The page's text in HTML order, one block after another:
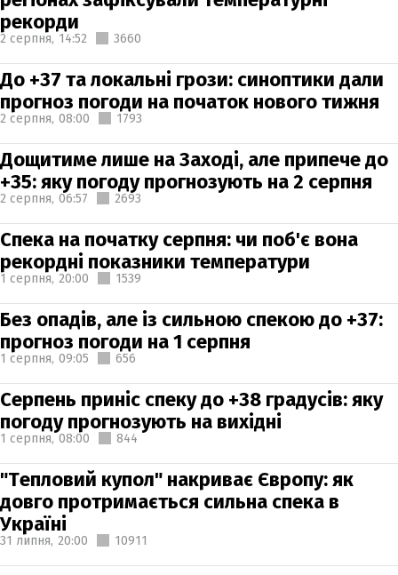
рекорди
2 серпня, 14:52 3660
До +37 та локальні грози: синоптики дали
прогноз погоди на початок нового тижня
2 серпня, 08:00 1793
Дощитиме лише на Заході, але припече до
+35: яку погоду прогнозують на 2 серпня
2 серпня, 06:57 2693
Спека на початку серпня: чи поб'є вона
рекордні показники температури
1 серпня, 20:00 1539
Без опадів, але із сильною спекою до +37:
прогноз погоди на 1 серпня
1 серпня, 09:05 656
Серпень приніс спеку до +38 градусів: яку
погоду прогнозують на вихідні
1 серпня, 08:00 844
"Тепловий купол" накриває Європу: як
довго протримається сильна спека в
Україні
31 липня, 20:00 10911